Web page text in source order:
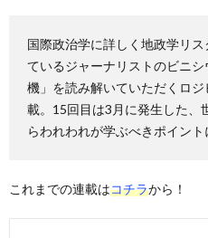
国際政治学に詳しく地政学リ
ているジャーナリストのビニ
機」を読み解いていただくロ
載。15回目は3月に発生した、
らわれわれが学ぶべきポイント
これまでの連載はコチラから！